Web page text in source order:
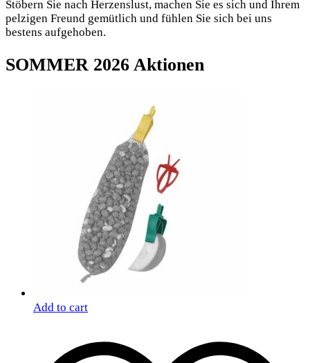
Stöbern Sie nach Herzenslust, machen Sie es sich und Ihrem
pelzigen Freund gemütlich und fühlen Sie sich bei uns
bestens aufgehoben.
SOMMER 2026 Aktionen
Add to cart